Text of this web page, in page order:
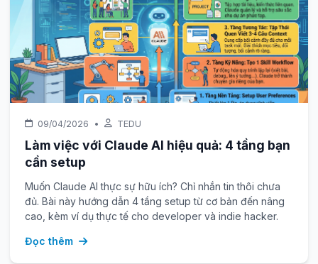
09/04/2026 • TEDU
Làm việc với Claude AI hiệu quả: 4 tầng bạn
cần setup
Muốn Claude AI thực sự hữu ích? Chỉ nhắn tin thôi chưa
đủ. Bài này hướng dẫn 4 tầng setup từ cơ bản đến nâng
cao, kèm ví dụ thực tế cho developer và indie hacker.
Đọc thêm